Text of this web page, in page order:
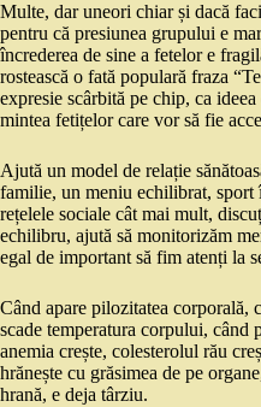
Multe, dar uneori chiar și dacă
pentru că presiunea grupului e
încrederea de sine a fetelor e
rostească o fată populară fraza
expresie scârbită pe chip, ca
mintea fetițelor care vor să fie
Ajută un model de relație
familie, un meniu echilibrat, sport
rețelele sociale cât mai mult,
echilibru, ajută să monitorizăm
egal de important să fim atenți la
Când apare pilozitatea corporală,
scade temperatura corpului, când
anemia crește, colesterolul rău
hrănește cu grăsimea de pe
hrană, e deja târziu.